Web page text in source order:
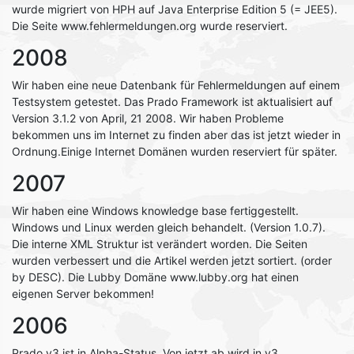
wurde migriert von HPH auf Java Enterprise Edition 5 (= JEE5).
Die Seite www.fehlermeldungen.org wurde reserviert.
2008
Wir haben eine neue Datenbank für Fehlermeldungen auf einem
Testsystem getestet. Das Prado Framework ist aktualisiert auf
Version 3.1.2 von April, 21 2008. Wir haben Probleme
bekommen uns im Internet zu finden aber das ist jetzt wieder in
Ordnung.Einige Internet Domänen wurden reserviert für später.
2007
Wir haben eine Windows knowledge base fertiggestellt.
Windows und Linux werden gleich behandelt. (Version 1.0.7).
Die interne XML Struktur ist verändert worden. Die Seiten
wurden verbessert und die Artikel werden jetzt sortiert. (order
by DESC). Die Lubby Domäne www.lubby.org hat einen
eigenen Server bekommen!
2006